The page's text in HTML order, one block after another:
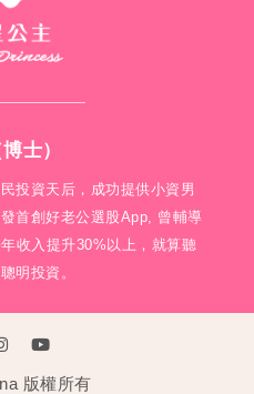
士）
投資天后，成功提供小資男
首創好老公選股App, 曾輔導
收入提升30%以上，就算聽
明投資。
版權所有